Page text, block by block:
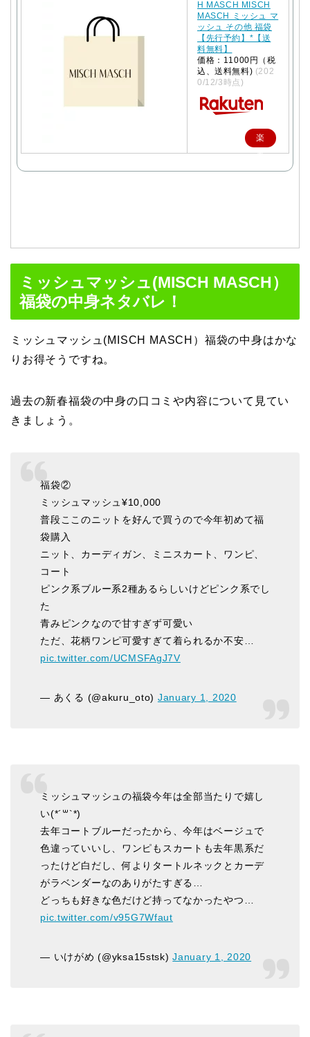
H MASCH MISCH
MASCH ミッシュ マ
ッシュ その他 福袋
【先行予約】*【送
料無料】
価格：11000円（税
込、送料無料) (202
0/12/3時点)
楽
天
で
ミッシュマッシュ(MISCH MASCH）
福袋の中身ネタバレ！
ミッシュマッシュ(MISCH MASCH）福袋の中身はかな
りお得そうですね。
過去の新春福袋の中身の口コミや内容について見てい
きましょう。
福袋②
ミッシュマッシュ¥10,000
普段ここのニットを好んで買うので今年初めて福
袋購入
ニット、カーディガン、ミニスカート、ワンピ、
コート
ピンク系ブルー系2種あるらしいけどピンク系でし
た
青みピンクなので甘すぎず可愛い
ただ、花柄ワンピ可愛すぎて着られるか不安…
pic.twitter.com/UCMSFAgJ7V
— あくる (@akuru_oto) January 1, 2020
ミッシュマッシュの福袋今年は全部当たりで嬉し
い(*´꒳`*)
去年コートブルーだったから、今年はベージュで
色違っていいし、ワンピもスカートも去年黒系だ
ったけど白だし、何よりタートルネックとカーデ
がラベンダーなのありがたすぎる…
どっちも好きな色だけど持ってなかったやつ…
pic.twitter.com/v95G7Wfaut
— いけがめ (@yksa15stsk)January 1, 2020